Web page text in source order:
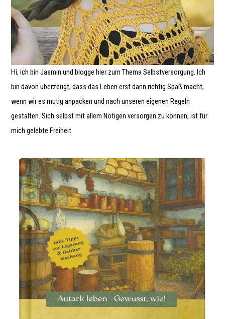
Hi, ich bin Jasmin und blogge hier zum Thema Selbstversorgung. Ich
bin davon überzeugt, dass das Leben erst dann richtig Spaß macht,
wenn wir es mutig anpacken und nach unseren eigenen Regeln
gestalten. Sich selbst mit allem Nötigen versorgen zu können, ist für
mich gelebte Freiheit.